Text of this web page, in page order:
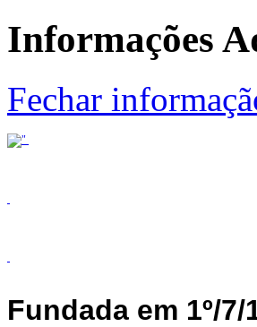
Informações
Fechar
Fundada em 1º/7/